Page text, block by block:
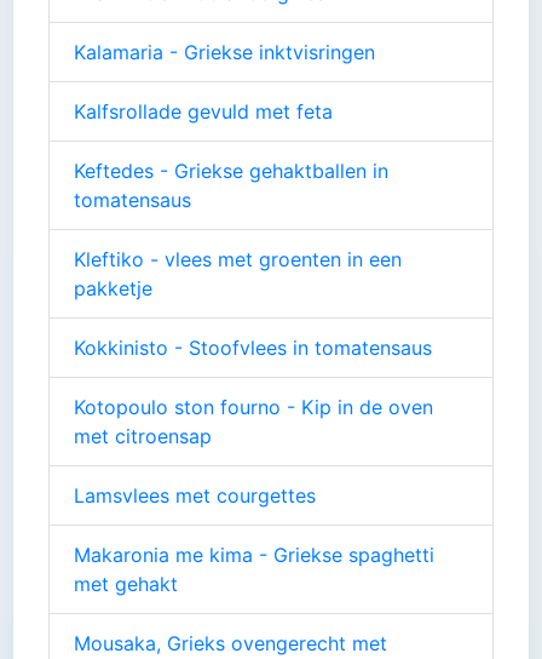
Kalamaria - Griekse inktvisringen
Kalfsrollade gevuld met feta
Keftedes - Griekse gehaktballen in
tomatensaus
Kleftiko - vlees met groenten in een
pakketje
Kokkinisto - Stoofvlees in tomatensaus
Kotopoulo ston fourno - Kip in de oven
met citroensap
Lamsvlees met courgettes
Makaronia me kima - Griekse spaghetti
met gehakt
Mousaka, Grieks ovengerecht met